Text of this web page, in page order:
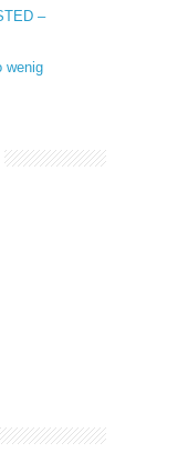
–
wenig